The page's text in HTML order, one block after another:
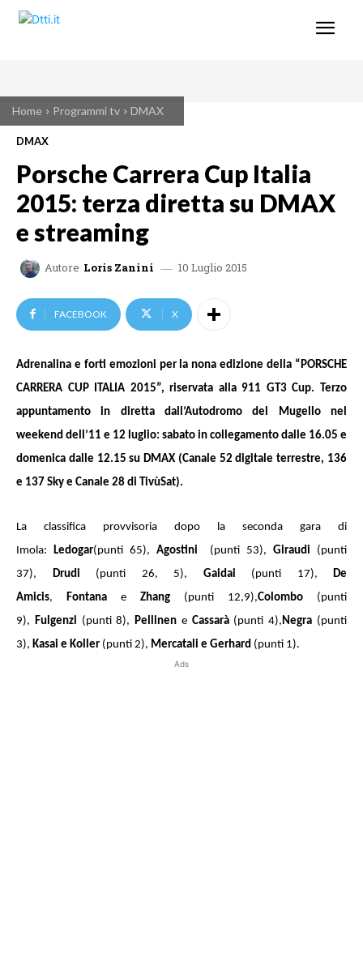
Home Programmi tv DMAX
DMAX
Porsche Carrera Cup Italia
2015: terza diretta su DMAX
e streaming
Autore Loris Zanini 10 Luglio 2015
FACEBOOK X
Adrenalina e forti emozioni per la nona edizione della “PORSCHE
CARRERA CUP ITALIA 2015”, riservata alla 911 GT3 Cup.
Terzo
appuntamento in diretta dall’Autodromo del Mugello nel
weekend dell’11 e 12 luglio: sabato in collegamento dalle 16.05 e
domenica dalle 12.15 su DMAX (Canale 52 digitale terrestre, 136
e 137 Sky e Canale 28 di TivùSat).
La classifica provvisoria dopo la seconda gara di
Imola:
Ledogar(punti 65), Agostini (punti 53),Giraudi (punti
37),
Drudi (punti 26, 5), Gaidai (punti 17),
De
Amicis, Fontana e Zhang (punti 12,9),Colombo (punti
9), Fulgenzi (punti 8), Pellinen e Cassarà(punti 4), Negra (punti
3), Kasai e Koller (punti 2), Mercatali e Gerhard (punti 1).
Ads